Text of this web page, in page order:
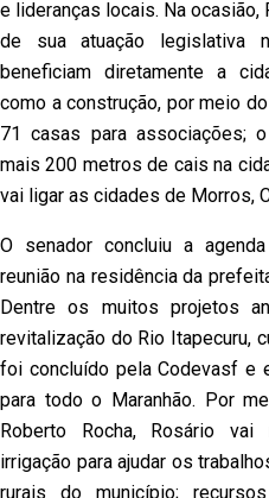
e lideranças locais. Na
de sua atuação legislativa
beneficiam diretamente a
como a construção, por meio
71 casas para associações;
mais 200 metros de cais na
vai ligar as cidades de Morros,
O senador concluiu a
reunião na residência da
Dentre os muitos projetos
revitalização do Rio Itapecuru,
foi concluído pela Codevasf e
para todo o Maranhão. Por
Roberto Rocha, Rosário
irrigação para ajudar os
rurais do município;